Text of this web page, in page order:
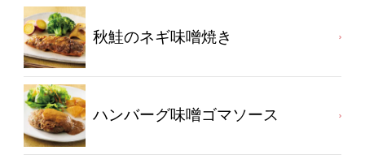
秋鮭のネギ味噌焼き
ハンバーグ味噌ゴマソース